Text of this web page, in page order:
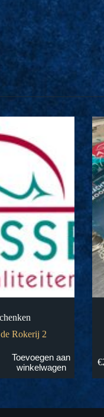
Rokerij 2
Toevoegen aan
winkelwagen
€